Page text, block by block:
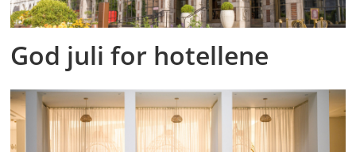
God juli for hotellene